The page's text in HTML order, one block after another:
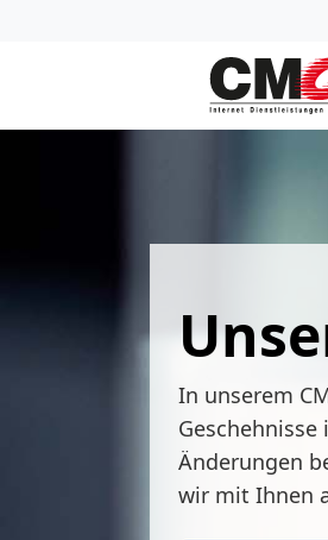
In unserem
Änderungen
wir mit Ihnen